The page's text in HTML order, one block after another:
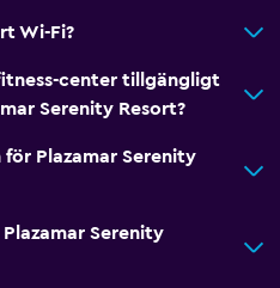
Wi-Fi?
center tillgängligt
Serenity Resort?
Plazamar Serenity
Serenity